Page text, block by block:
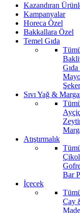
Kazandıran
Kampanyalar
Horeca Özel
Bakkallara Özel
Temel Gıda
Gıda
Sıvı Yağ &
Atıştırmalık
Bar
İçecek
Çay